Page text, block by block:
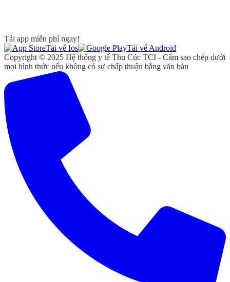
Tải app miễn phí ngay!
Tải vể Ios
Tải vể Android
Copyright © 2025 Hệ thống y tế Thu Cúc TCI - Cấm sao chép dưới
mọi hình thức nếu không có sự chấp thuận bằng văn bản